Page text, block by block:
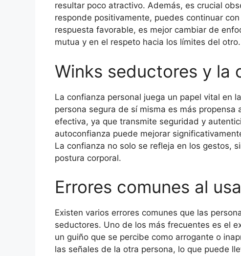
resultar poco atractivo. Además, es crucial
responde positivamente, puedes continuar
respuesta favorable, es mejor cambiar de
mutua y en el respeto hacia los límites del otro.
Winks seductores y la
La confianza personal juega un papel vital en
persona segura de sí misma es más
efectiva, ya que transmite seguridad y
autoconfianza puede mejorar
La confianza no solo se refleja en los gestos,
postura corporal.
Errores comunes al
Existen varios errores comunes que las
seductores. Uno de los más frecuentes es el
un guiño que se percibe como arrogante o
las señales de la otra persona, lo que puede